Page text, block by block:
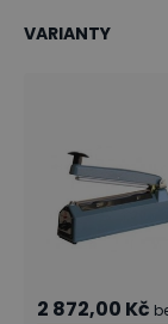
VARIANTY
2 872,00 Kč